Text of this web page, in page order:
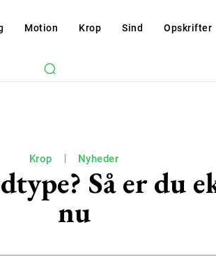
Motion Krop Sind Opskrifter
Krop Nyheder
Så er du
nu